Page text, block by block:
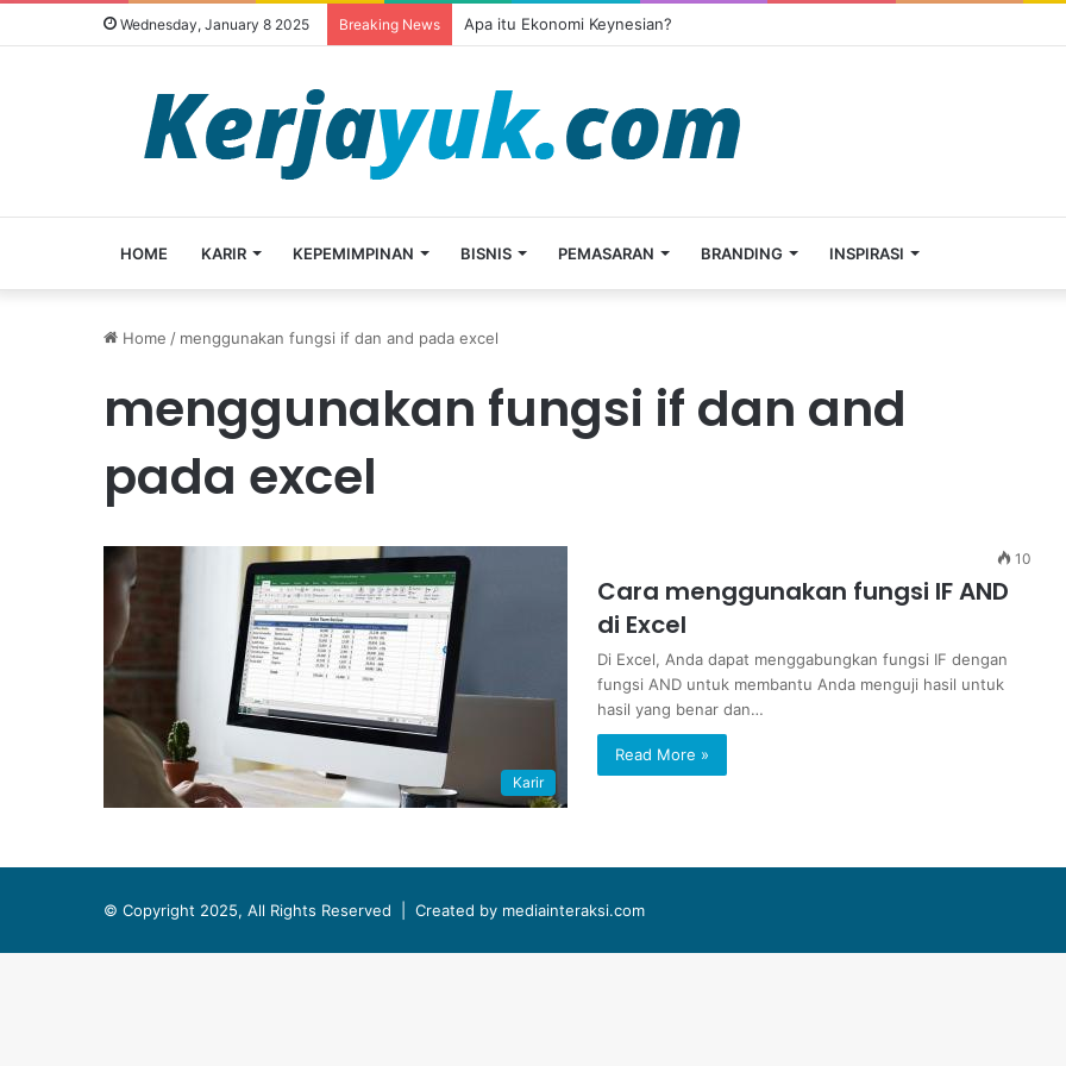
Wednesday, January 8 2025 Breaking News Apa itu Ekonomi Keynesian?
HOME KARIR KEPEMIMPINAN BISNIS PEMASARAN BRANDING INSPIRASI
Home / menggunakan fungsi if dan and pada excel
menggunakan fungsi if dan and
pada excel
Karir
10
Cara menggunakan fungsi IF AND
di Excel
Di Excel, Anda dapat menggabungkan fungsi IF dengan
fungsi AND untuk membantu Anda menguji hasil untuk
hasil yang benar dan…
Read More »
© Copyright 2025, All Rights Reserved | Created by mediainteraksi.com